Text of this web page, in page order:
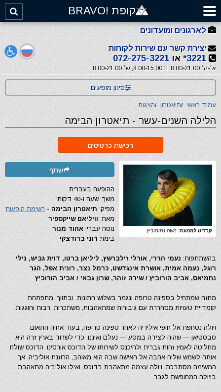
קופת !BRAVO
לארגונים ומועדונים
יצירת קשר עם שירות לקוחות
3221* או 072-275-3221
א׳-ה׳ 8:00-21:00, ו׳ 8:00-15:00, ש׳ 8:00-21:00
סינון מופעים
עמוד ראשי /תיאטרון /הצגות
הלילה השנים-עשר - תיאטרון הבימה
רכישת כרטיסים
קרדיט לתמונה: משה נחומוביץ
שתף
ההופעה בעברית
משך: שעה ו-40 דקות
מפיק: תיאטרון הבימה - רשימת הופעות
מאת: וויליאם שייקספיר
נוסח עברי: אהוד מנור
בימוי: רוני ברודצקי
בהשתתפות: נעמי הררי, אורלי זילברשץ, ליליאן ברטו, דוית גביש, נילי
רוגל, נעמה אמית, אושרת אינגדשט, כרמל נצר, רונית אפל, הגר
נחמיאס, אביב הורוביץ / שירה זוהר, שרון גבאי / אביב הורוביץ
מחזה שמתחיל בספינה טרופה ונגמר בשלוש חתונות. ובתווך, מתפתחת
קומדיית טעויות מסחררת עם גיבורות שמתאהבות, משתכרות, רבות וחוגגות.
ויולה נסחפת אל חופי איליריה לאחר ספינה טרופה, בעוד אחיה התאום
סבסטיאן — שהיה לצידה במסע — נעלם ואיננו. כדי לשרוד בארץ זרה היא
מחליטה לאמץ זהות גברית ולהיכנס לשירותו של הדוכס אורסינו. הדוכס שולח
אותה לשמש שליח אהבה אל האישה שבה הוא מאוהב, הרוזנת אוליביה. אך
המשימה מסתבכת: ויולה עצמה מתאהבת בדוכס, ואילו אוליביה מתאהבת
בויולה המחופשת לגבר.